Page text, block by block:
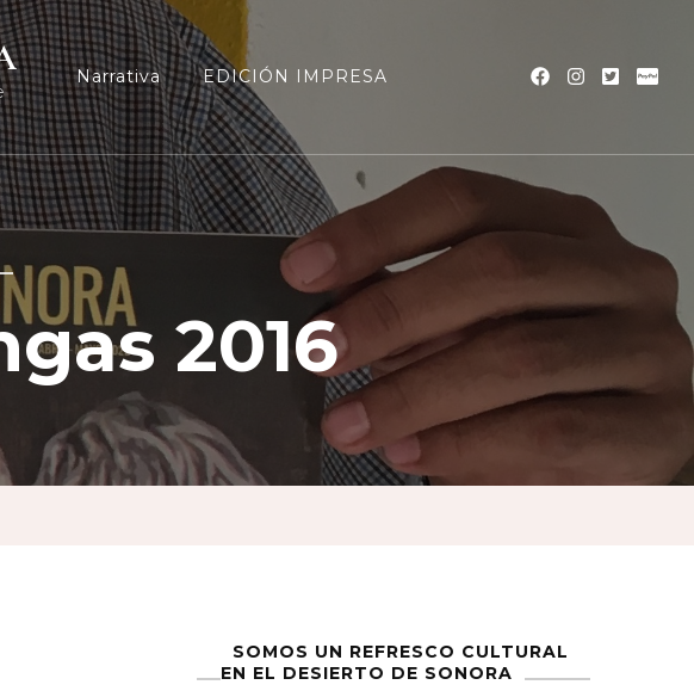
Narrativa EDICIÓN IMPRESA
2016
SOMOS UN REFRESCO CULTURAL
EN EL DESIERTO DE SONORA